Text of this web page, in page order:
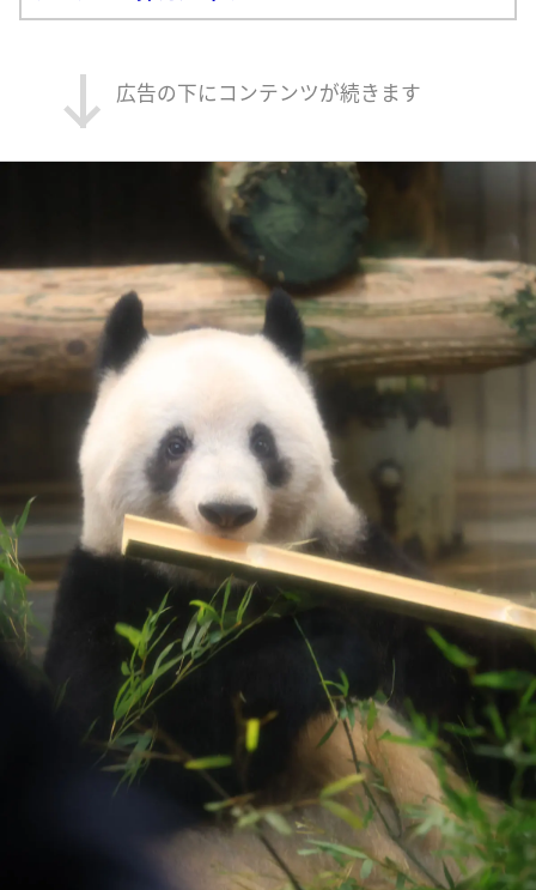
広告の下にコンテンツが続きます